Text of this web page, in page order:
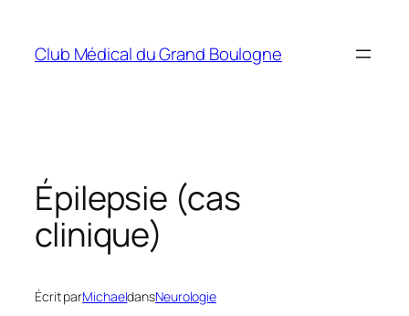
contenu
Club Médical du Grand Boulogne
Épilepsie (cas
clinique)
Écrit parMichaeldansNeurologie